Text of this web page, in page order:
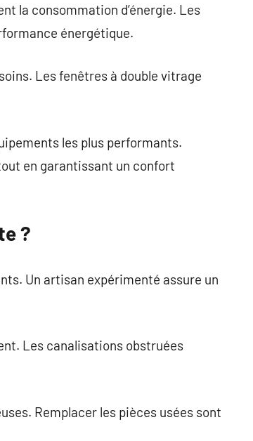
la consommation d’énergie. Les
énergétique.
Les fenêtres à double vitrage
les plus performants.
en garantissant un confort
?
Un artisan expérimenté assure un
Les canalisations obstruées
Remplacer les pièces usées sont